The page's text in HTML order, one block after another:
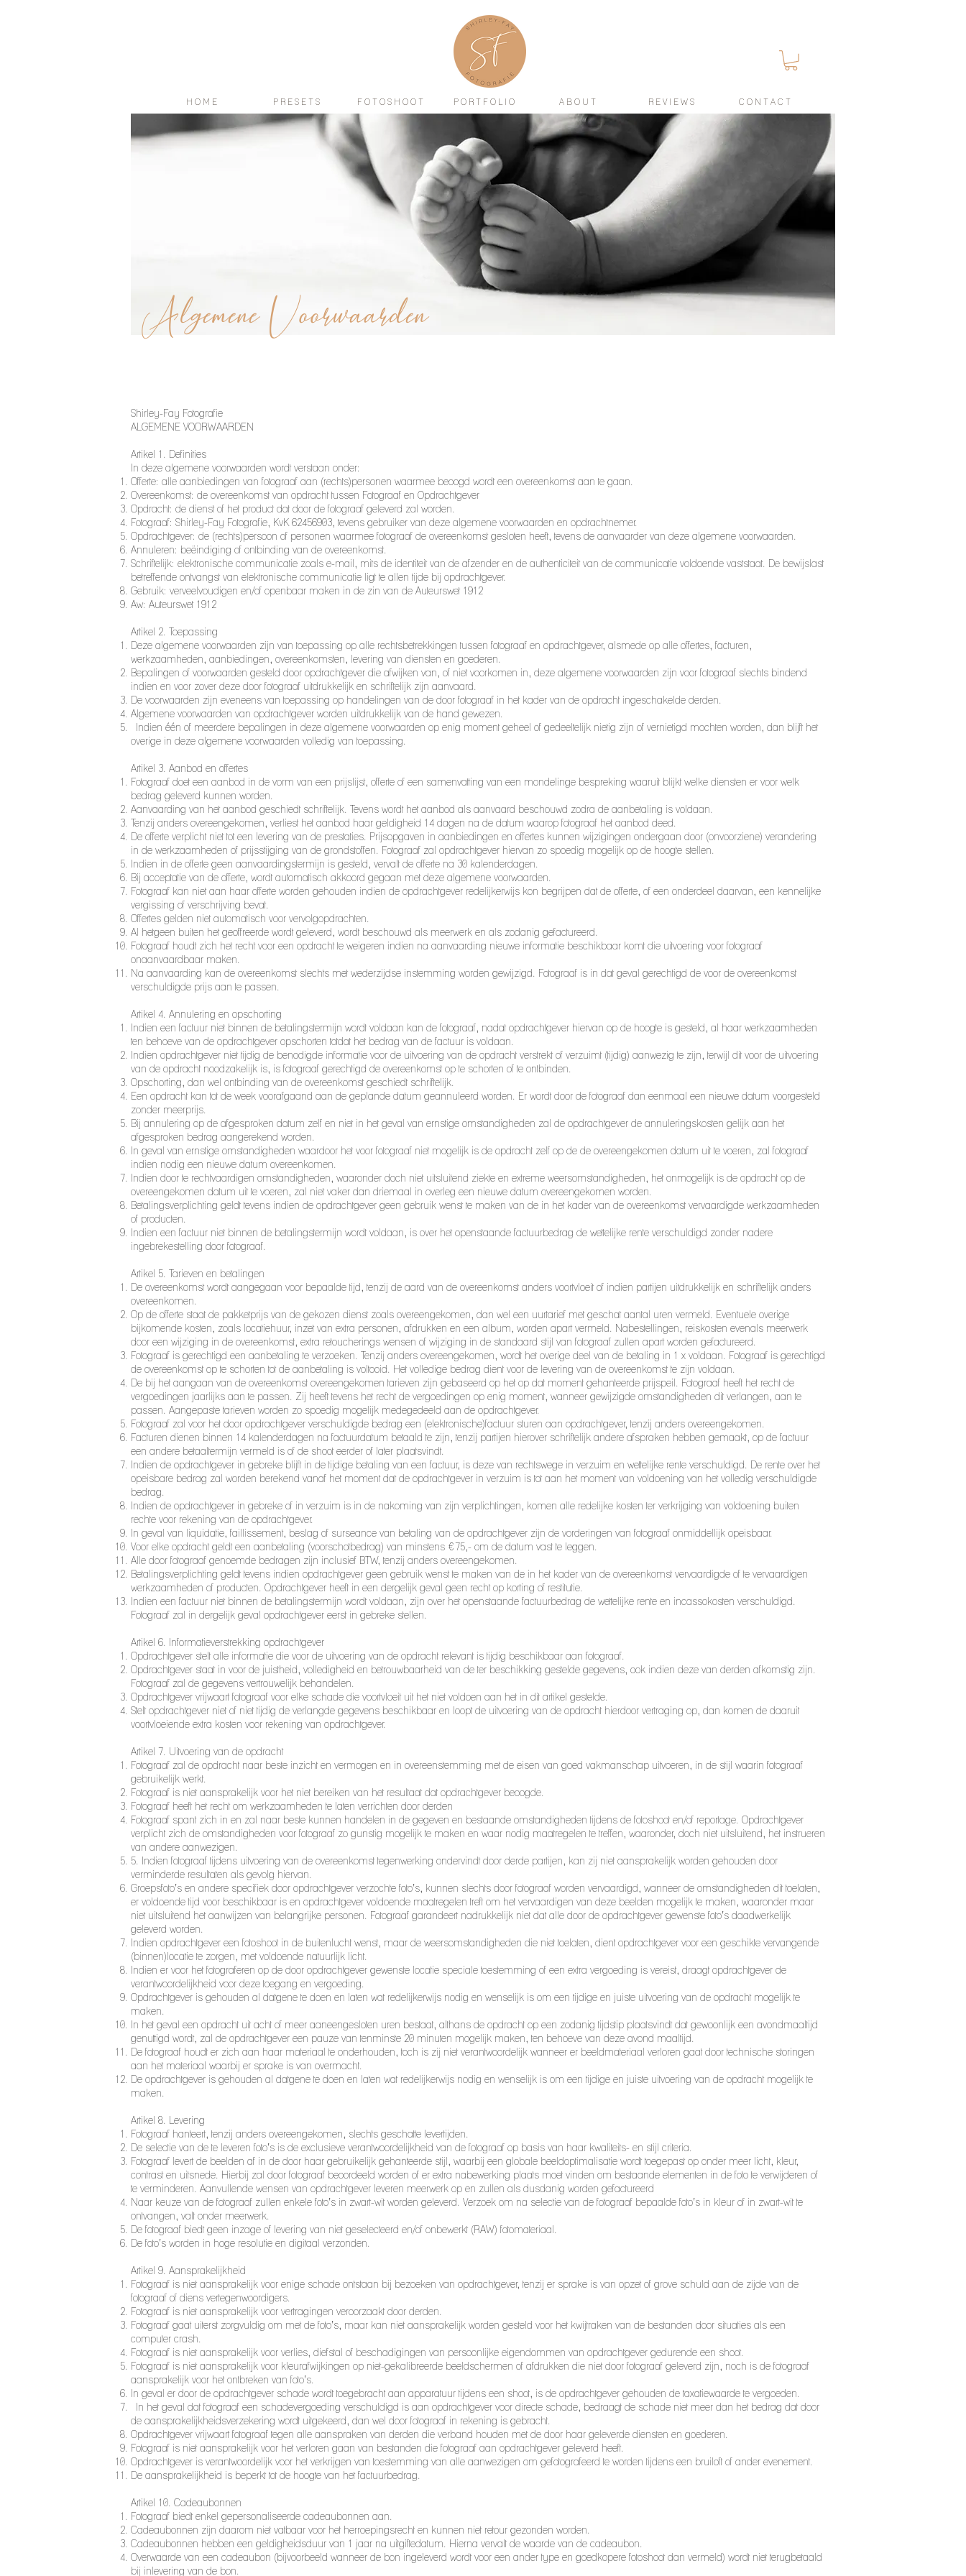
H O M E P R E S E T S F O T O S H O O T P O R T F O L I O A B O U T R E V I E W S C O N T A C T
Algemene Voorwaarden
Shirley-Fay Fotografie
ALGEMENE VOORWAARDEN
Artikel 1. Definities
In deze algemene voorwaarden wordt verstaan onder:
Offerte: alle aanbiedingen van fotograaf aan (rechts)personen waarmee beoogd wordt een overeenkomst aan te gaan.
Overeenkomst: de overeenkomst van opdracht tussen Fotograaf en Opdrachtgever
Opdracht: de dienst of het product dat door de fotograaf geleverd zal worden.
Fotograaf: Shirley-Fay Fotografie, KvK 62456903, tevens gebruiker van deze algemene voorwaarden en opdrachtnemer.
Opdrachtgever: de (rechts)persoon of personen waarmee fotograaf de overeenkomst gesloten heeft, tevens de aanvaarder van deze algemene voorwaarden.
Annuleren: beëindiging of ontbinding van de overeenkomst.
Schriftelijk: elektronische communicatie zoals e-mail, mits de identiteit van de afzender en de authenticiteit van de communicatie voldoende vaststaat. De bewijslast
betreffende ontvangst van elektronische communicatie ligt te allen tijde bij opdrachtgever.
Gebruik: verveelvoudigen en/of openbaar maken in de zin van de Auteurswet 1912
Aw: Auteurswet 1912
Artikel 2. Toepassing
Deze algemene voorwaarden zijn van toepassing op alle rechtsbetrekkingen tussen fotograaf en opdrachtgever, alsmede op alle offertes, facturen,
werkzaamheden, aanbiedingen, overeenkomsten, levering van diensten en goederen.
Bepalingen of voorwaarden gesteld door opdrachtgever die afwijken van, of niet voorkomen in, deze algemene voorwaarden zijn voor fotograaf slechts bindend
indien en voor zover deze door fotograaf uitdrukkelijk en schriftelijk zijn aanvaard.
De voorwaarden zijn eveneens van toepassing op handelingen van de door fotograaf in het kader van de opdracht ingeschakelde derden.
Algemene voorwaarden van opdrachtgever worden uitdrukkelijk van de hand gewezen.
Indien één of meerdere bepalingen in deze algemene voorwaarden op enig moment geheel of gedeeltelijk nietig zijn of vernietigd mochten worden, dan blijft het
overige in deze algemene voorwaarden volledig van toepassing.
Artikel 3. Aanbod en offertes
Fotograaf doet een aanbod in de vorm van een prijslijst, offerte of een samenvatting van een mondelinge bespreking waaruit blijkt welke diensten er voor welk
bedrag geleverd kunnen worden.
Aanvaarding van het aanbod geschiedt schriftelijk. Tevens wordt het aanbod als aanvaard beschouwd zodra de aanbetaling is voldaan.
Tenzij anders overeengekomen, verliest het aanbod haar geldigheid 14 dagen na de datum waarop fotograaf het aanbod deed.
De offerte verplicht niet tot een levering van de prestaties. Prijsopgaven in aanbiedingen en offertes kunnen wijzigingen ondergaan door (onvoorziene) verandering
in de werkzaamheden of prijsstijging van de grondstoffen. Fotograaf zal opdrachtgever hiervan zo spoedig mogelijk op de hoogte stellen.
Indien in de offerte geen aanvaardingstermijn is gesteld, vervalt de offerte na 30 kalenderdagen.
Bij acceptatie van de offerte, wordt automatisch akkoord gegaan met deze algemene voorwaarden.
Fotograaf kan niet aan haar offerte worden gehouden indien de opdrachtgever redelijkerwijs kon begrijpen dat de offerte, of een onderdeel daarvan, een kennelijke
vergissing of verschrijving bevat.
Offertes gelden niet automatisch voor vervolgopdrachten.
Al hetgeen buiten het geoffreerde wordt geleverd, wordt beschouwd als meerwerk en als zodanig gefactureerd.
Fotograaf houdt zich het recht voor een opdracht te weigeren indien na aanvaarding nieuwe informatie beschikbaar komt die uitvoering voor fotograaf
onaanvaardbaar maken.
Na aanvaarding kan de overeenkomst slechts met wederzijdse instemming worden gewijzigd. Fotograaf is in dat geval gerechtigd de voor de overeenkomst
verschuldigde prijs aan te passen.
Artikel 4. Annulering en opschorting
Indien een factuur niet binnen de betalingstermijn wordt voldaan kan de fotograaf, nadat opdrachtgever hiervan op de hoogte is gesteld, al haar werkzaamheden
ten behoeve van de opdrachtgever opschorten totdat het bedrag van de factuur is voldaan.
Indien opdrachtgever niet tijdig de benodigde informatie voor de uitvoering van de opdracht verstrekt of verzuimt (tijdig) aanwezig te zijn, terwijl dit voor de uitvoering
van de opdracht noodzakelijk is, is fotograaf gerechtigd de overeenkomst op te schorten of te ontbinden.
Opschorting, dan wel ontbinding van de overeenkomst geschiedt schriftelijk.
Een opdracht kan tot de week voorafgaand aan de geplande datum geannuleerd worden. Er wordt door de fotograaf dan eenmaal een nieuwe datum voorgesteld
zonder meerprijs.
Bij annulering op de afgesproken datum zelf en niet in het geval van ernstige omstandigheden zal de opdrachtgever de annuleringskosten gelijk aan het
afgesproken bedrag aangerekend worden.
In geval van ernstige omstandigheden waardoor het voor fotograaf niet mogelijk is de opdracht zelf op de de overeengekomen datum uit te voeren, zal fotograaf
indien nodig een nieuwe datum overeenkomen.
Indien door te rechtvaardigen omstandigheden, waaronder doch niet uitsluitend ziekte en extreme weersomstandigheden, het onmogelijk is de opdracht op de
overeengekomen datum uit te voeren, zal niet vaker dan driemaal in overleg een nieuwe datum overeengekomen worden.
Betalingsverplichting geldt tevens indien de opdrachtgever geen gebruik wenst te maken van de in het kader van de overeenkomst vervaardigde werkzaamheden
of producten.
Indien een factuur niet binnen de betalingstermijn wordt voldaan, is over het openstaande factuurbedrag de wettelijke rente verschuldigd zonder nadere
ingebrekestelling door fotograaf.
Artikel 5. Tarieven en betalingen
De overeenkomst wordt aangegaan voor bepaalde tijd, tenzij de aard van de overeenkomst anders voortvloeit of indien partijen uitdrukkelijk en schriftelijk anders
overeenkomen.
Op de offerte staat de pakketprijs van de gekozen dienst zoals overeengekomen, dan wel een uurtarief met geschat aantal uren vermeld. Eventuele overige
bijkomende kosten, zoals locatiehuur, inzet van extra personen, afdrukken en een album, worden apart vermeld. Nabestellingen, reiskosten evenals meerwerk
door een wijziging in de overeenkomst, extra retoucherings wensen of wijziging in de standaard stijl van fotograaf zullen apart worden gefactureerd.
Fotograaf is gerechtigd een aanbetaling te verzoeken. Tenzij anders overeengekomen, wordt het overige deel van de betaling in 1 x voldaan. Fotograaf is gerechtigd
de overeenkomst op te schorten tot de aanbetaling is voltooid. Het volledige bedrag dient voor de levering van de overeenkomst te zijn voldaan.
De bij het aangaan van de overeenkomst overeengekomen tarieven zijn gebaseerd op het op dat moment gehanteerde prijspeil. Fotograaf heeft het recht de
vergoedingen jaarlijks aan te passen. Zij heeft tevens het recht de vergoedingen op enig moment, wanneer gewijzigde omstandigheden dit verlangen, aan te
passen. Aangepaste tarieven worden zo spoedig mogelijk medegedeeld aan de opdrachtgever.
Fotograaf zal voor het door opdrachtgever verschuldigde bedrag een (elektronische)factuur sturen aan opdrachtgever, tenzij anders overeengekomen.
Facturen dienen binnen 14 kalenderdagen na factuurdatum betaald te zijn, tenzij partijen hierover schriftelijk andere afspraken hebben gemaakt, op de factuur
een andere betaaltermijn vermeld is of de shoot eerder of later plaatsvindt.
Indien de opdrachtgever in gebreke blijft in de tijdige betaling van een factuur, is deze van rechtswege in verzuim en wettelijke rente verschuldigd. De rente over het
opeisbare bedrag zal worden berekend vanaf het moment dat de opdrachtgever in verzuim is tot aan het moment van voldoening van het volledig verschuldigde
bedrag.
Indien de opdrachtgever in gebreke of in verzuim is in de nakoming van zijn verplichtingen, komen alle redelijke kosten ter verkrijging van voldoening buiten
rechte voor rekening van de opdrachtgever.
In geval van liquidatie, faillissement, beslag of surseance van betaling van de opdrachtgever zijn de vorderingen van fotograaf onmiddellijk opeisbaar.
Voor elke opdracht geldt een aanbetaling (voorschotbedrag) van minstens €75,- om de datum vast te leggen.
Alle door fotograaf genoemde bedragen zijn inclusief BTW, tenzij anders overeengekomen.
Betalingsverplichting geldt tevens indien opdrachtgever geen gebruik wenst te maken van de in het kader van de overeenkomst vervaardigde of te vervaardigen
werkzaamheden of producten. Opdrachtgever heeft in een dergelijk geval geen recht op korting of restitutie.
Indien een factuur niet binnen de betalingstermijn wordt voldaan, zijn over het openstaande factuurbedrag de wettelijke rente en incassokosten verschuldigd.
Fotograaf zal in dergelijk geval opdrachtgever eerst in gebreke stellen.
​Artikel 6. Informatieverstrekking opdrachtgever
Opdrachtgever stelt alle informatie die voor de uitvoering van de opdracht relevant is tijdig beschikbaar aan fotograaf.
Opdrachtgever staat in voor de juistheid, volledigheid en betrouwbaarheid van de ter beschikking gestelde gegevens, ook indien deze van derden afkomstig zijn.
Fotograaf zal de gegevens vertrouwelijk behandelen.
Opdrachtgever vrijwaart fotograaf voor elke schade die voortvloeit uit het niet voldoen aan het in dit artikel gestelde.
Stelt opdrachtgever niet of niet tijdig de verlangde gegevens beschikbaar en loopt de uitvoering van de opdracht hierdoor vertraging op, dan komen de daaruit
voortvloeiende extra kosten voor rekening van opdrachtgever.
Artikel 7. Uitvoering van de opdracht
Fotograaf zal de opdracht naar beste inzicht en vermogen en in overeenstemming met de eisen van goed vakmanschap uitvoeren, in de stijl waarin fotograaf
gebruikelijk werkt.
Fotograaf is niet aansprakelijk voor het niet bereiken van het resultaat dat opdrachtgever beoogde.
Fotograaf heeft het recht om werkzaamheden te laten verrichten door derden
Fotograaf spant zich in en zal naar beste kunnen handelen in de gegeven en bestaande omstandigheden tijdens de fotoshoot en/of reportage. Opdrachtgever
verplicht zich de omstandigheden voor fotograaf zo gunstig mogelijk te maken en waar nodig maatregelen te treffen, waaronder, doch niet uitsluitend, het instrueren
van andere aanwezigen.
5. Indien fotograaf tijdens uitvoering van de overeenkomst tegenwerking ondervindt door derde partijen, kan zij niet aansprakelijk worden gehouden door
verminderde resultaten als gevolg hiervan.
Groepsfoto’s en andere specifiek door opdrachtgever verzochte foto’s, kunnen slechts door fotograaf worden vervaardigd, wanneer de omstandigheden dit toelaten,
er voldoende tijd voor beschikbaar is en opdrachtgever voldoende maatregelen treft om het vervaardigen van deze beelden mogelijk te maken, waaronder maar
niet uitsluitend het aanwijzen van belangrijke personen. Fotograaf garandeert nadrukkelijk niet dat alle door de opdrachtgever gewenste foto’s daadwerkelijk
geleverd worden.
Indien opdrachtgever een fotoshoot in de buitenlucht wenst, maar de weersomstandigheden die niet toelaten, dient opdrachtgever voor een geschikte vervangende
(binnen)locatie te zorgen, met voldoende natuurlijk licht.
Indien er voor het fotograferen op de door opdrachtgever gewenste locatie speciale toestemming of een extra vergoeding is vereist, draagt opdrachtgever de
verantwoordelijkheid voor deze toegang en vergoeding.
Opdrachtgever is gehouden al datgene te doen en laten wat redelijkerwijs nodig en wenselijk is om een tijdige en juiste uitvoering van de opdracht mogelijk te
maken.
In het geval een opdracht uit acht of meer aaneengesloten uren bestaat, althans de opdracht op een zodanig tijdstip plaatsvindt dat gewoonlijk een avondmaaltijd
genuttigd wordt, zal de opdrachtgever een pauze van tenminste 20 minuten mogelijk maken, ten behoeve van deze avond maaltijd.
De fotograaf houdt er zich aan haar materiaal te onderhouden, toch is zij niet verantwoordelijk wanneer er beeldmateriaal verloren gaat door technische storingen
aan het materiaal waarbij er sprake is van overmacht.
De opdrachtgever is gehouden al datgene te doen en laten wat redelijkerwijs nodig en wenselijk is om een tijdige en juiste uitvoering van de opdracht mogelijk te
maken.
Artikel 8. Levering
Fotograaf hanteert, tenzij anders overeengekomen, slechts geschatte levertijden.
De selectie van de te leveren foto’s is de exclusieve verantwoordelijkheid van de fotograaf op basis van haar kwaliteits- en stijl criteria.
Fotograaf levert de beelden af in de door haar gebruikelijk gehanteerde stijl, waarbij een globale beeldoptimalisatie wordt toegepast op onder meer licht, kleur,
contrast en uitsnede. Hierbij zal door fotograaf beoordeeld worden of er extra nabewerking plaats moet vinden om bestaande elementen in de foto te verwijderen of
te verminderen. Aanvullende wensen van opdrachtgever leveren meerwerk op en zullen als dusdanig worden gefactureerd
Naar keuze van de fotograaf zullen enkele foto’s in zwart-wit worden geleverd. Verzoek om na selectie van de fotograaf bepaalde foto’s in kleur of in zwart-wit te
ontvangen, valt onder meerwerk.
De fotograaf biedt geen inzage of levering van niet geselecteerd en/of onbewerkt (RAW) fotomateriaal.
De foto’s worden in hoge resolutie en digitaal verzonden.
​Artikel 9. Aansprakelijkheid
Fotograaf is niet aansprakelijk voor enige schade ontstaan bij bezoeken van opdrachtgever, tenzij er sprake is van opzet of grove schuld aan de zijde van de
fotograaf of diens vertegenwoordigers.
Fotograaf is niet aansprakelijk voor vertragingen veroorzaakt door derden.
Fotograaf gaat uiterst zorgvuldig om met de foto’s, maar kan niet aansprakelijk worden gesteld voor het kwijtraken van de bestanden door situaties als een
computer crash.
Fotograaf is niet aansprakelijk voor verlies, diefstal of beschadigingen van persoonlijke eigendommen van opdrachtgever gedurende een shoot.
Fotograaf is niet aansprakelijk voor kleurafwijkingen op niet-gekalibreerde beeldschermen of afdrukken die niet door fotograaf geleverd zijn, noch is de fotograaf
aansprakelijk voor het ontbreken van foto’s.
In geval er door de opdrachtgever schade wordt toegebracht aan apparatuur tijdens een shoot, is de opdrachtgever gehouden de taxatiewaarde te vergoeden.
In het geval dat fotograaf een schadevergoeding verschuldigd is aan opdrachtgever voor directe schade, bedraagt de schade niet meer dan het bedrag dat door
de aansprakelijkheidsverzekering wordt uitgekeerd, dan wel door fotograaf in rekening is gebracht.
Opdrachtgever vrijwaart fotograaf tegen alle aanspraken van derden die verband houden met de door haar geleverde diensten en goederen.
Fotograaf is niet aansprakelijk voor het verloren gaan van bestanden die fotograaf aan opdrachtgever geleverd heeft.
Opdrachtgever is verantwoordelijk voor het verkrijgen van toestemming van alle aanwezigen om gefotografeerd te worden tijdens een bruiloft of ander evenement.
De aansprakelijkheid is beperkt tot de hoogte van het factuurbedrag.
Artikel 10. Cadeaubonnen
Fotograaf biedt enkel gepersonaliseerde cadeaubonnen aan.
Cadeaubonnen zijn daarom niet vatbaar voor het herroepingsrecht en kunnen niet retour gezonden worden.
Cadeaubonnen hebben een geldigheidsduur van 1 jaar na uitgiftedatum. Hierna vervalt de waarde van de cadeaubon.
Overwaarde van een cadeaubon (bijvoorbeeld wanneer de bon ingeleverd wordt voor een ander type en goedkopere fotoshoot dan vermeld) wordt niet terugbetaald
bij inlevering van de bon.